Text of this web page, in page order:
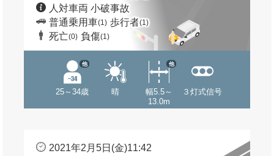
人対車両 小破事故
普通乗用車(1) 歩行者(1)
死亡(0) 負傷(1)
25～34歳
他
晴
幅5.5～
13.0m
他
３灯式信号
2021年2月5日(金)11:42